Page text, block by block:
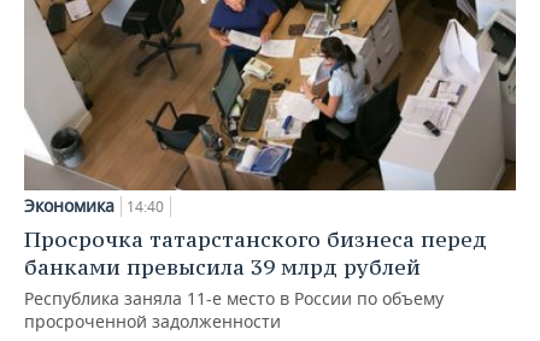
Экономика 14:40
Просрочка татарстанского бизнеса перед
банками превысила 39 млрд рублей
Республика заняла 11-е место в России по объему
просроченной задолженности